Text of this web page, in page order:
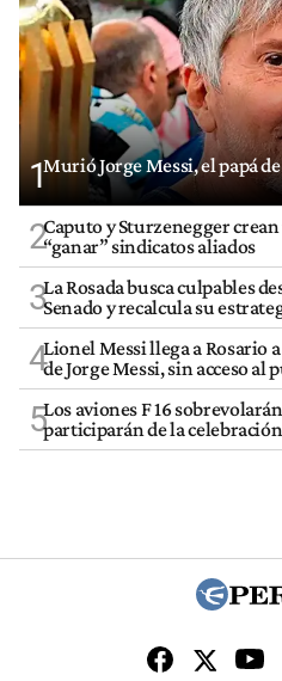
1Murió Jorge Messi, el papá
2Caputo y Sturzenegger
“ganar” sindicatos aliados
3La Rosada busca culpables
Senado y recalcula su
4Lionel Messi llega a Rosario
de Jorge Messi, sin acceso al
5Los aviones F 16
participarán de la